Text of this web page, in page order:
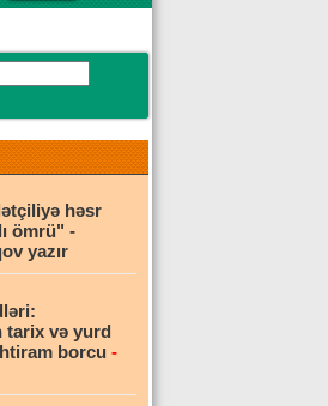
həsr
ömrü" -
yazır
tarix və yurd
borcu -